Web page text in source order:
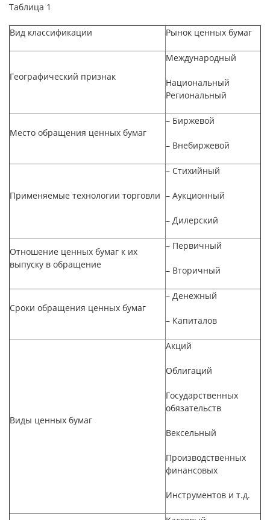
Таблица 1
Вид классификации Рынок ценных бумаг
Географический признак
Международный
Национальный
Региональный
Место обращения ценных бумаг
– Биржевой
– Внебиржевой
Применяемые технологии торговли
– Стихийный
– Аукционный
– Дилерский
Отношение ценных бумаг к их
выпуску в обращение
– Первичный
– Вторичный
Сроки обращения ценных бумаг
– Денежный
– Капиталов
Виды ценных бумаг
Акций
Облигаций
Государственных
обязательств
Вексельный
Производственных
финансовых
Инструментов и т.д.